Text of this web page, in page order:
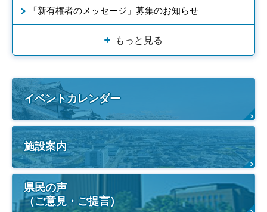
「新有権者のメッセージ」募集のお知らせ
もっと見る
イベントカレンダー
施設案内
県民の声
（ご意見・ご提言）